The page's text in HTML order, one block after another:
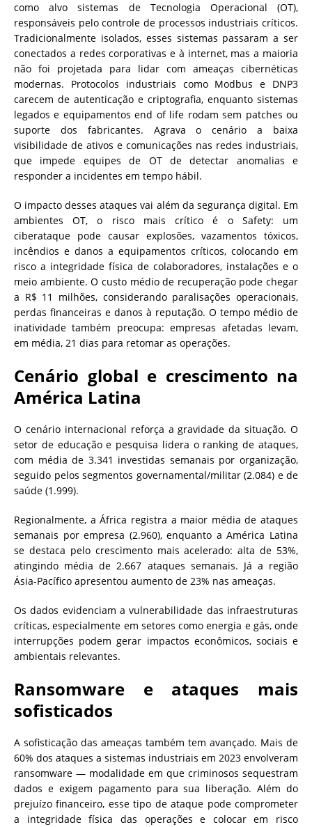
como alvo sistemas de Tecnologia Operacional (OT),
responsáveis pelo controle de processos industriais críticos.
Tradicionalmente isolados, esses sistemas passaram a ser
conectados a redes corporativas e à internet, mas a maioria
não foi projetada para lidar com ameaças cibernéticas
modernas. Protocolos industriais como Modbus e DNP3
carecem de autenticação e criptografia, enquanto sistemas
legados e equipamentos end of life rodam sem patches ou
suporte dos fabricantes. Agrava o cenário a baixa
visibilidade de ativos e comunicações nas redes industriais,
que impede equipes de OT de detectar anomalias e
responder a incidentes em tempo hábil.
O impacto desses ataques vai além da segurança digital. Em
ambientes OT, o risco mais crítico é o Safety: um
ciberataque pode causar explosões, vazamentos tóxicos,
incêndios e danos a equipamentos críticos, colocando em
risco a integridade física de colaboradores, instalações e o
meio ambiente. O custo médio de recuperação pode chegar
a R$ 11 milhões, considerando paralisações operacionais,
perdas financeiras e danos à reputação. O tempo médio de
inatividade também preocupa: empresas afetadas levam,
em média, 21 dias para retomar as operações.
Cenário global e crescimento na
América Latina
O cenário internacional reforça a gravidade da situação. O
setor de educação e pesquisa lidera o ranking de ataques,
com média de 3.341 investidas semanais por organização,
seguido pelos segmentos governamental/militar (2.084) e de
saúde (1.999).
Regionalmente, a África registra a maior média de ataques
semanais por empresa (2.960), enquanto a América Latina
se destaca pelo crescimento mais acelerado: alta de 53%,
atingindo média de 2.667 ataques semanais. Já a região
Ásia-Pacífico apresentou aumento de 23% nas ameaças.
Os dados evidenciam a vulnerabilidade das infraestruturas
críticas, especialmente em setores como energia e gás, onde
interrupções podem gerar impactos econômicos, sociais e
ambientais relevantes.
Ransomware e ataques mais
sofisticados
A sofisticação das ameaças também tem avançado. Mais de
60% dos ataques a sistemas industriais em 2023 envolveram
ransomware — modalidade em que criminosos sequestram
dados e exigem pagamento para sua liberação. Além do
prejuízo financeiro, esse tipo de ataque pode comprometer
a integridade física das operações e colocar em risco